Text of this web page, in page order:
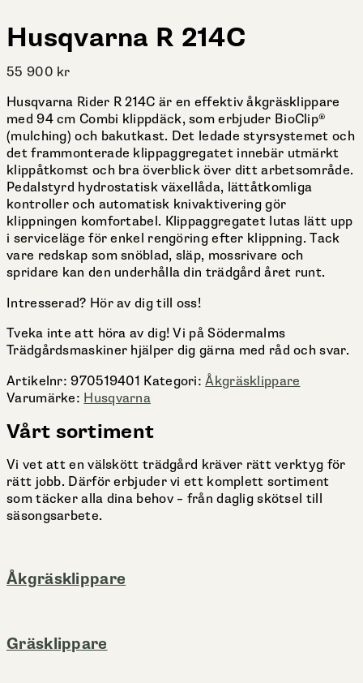
Husqvarna R 214C
55 900 kr
Husqvarna Rider R 214C är en effektiv åkgräsklippare
med 94 cm Combi klippdäck, som erbjuder BioClip®
(mulching) och bakutkast. Det ledade styrsystemet och
det frammonterade klippaggregatet innebär utmärkt
klippåtkomst och bra överblick över ditt arbetsområde.
Pedalstyrd hydrostatisk växellåda, lättåtkomliga
kontroller och automatisk knivaktivering gör
klippningen komfortabel. Klippaggregatet lutas lätt upp
i serviceläge för enkel rengöring efter klippning. Tack
vare redskap som snöblad, släp, mossrivare och
spridare kan den underhålla din trädgård året runt.
Intresserad? Hör av dig till oss!
Tveka inte att höra av dig! Vi på Södermalms
Trädgårdsmaskiner hjälper dig gärna med råd och svar.
Artikelnr:970519401 Kategori:Åkgräsklippare
Varumärke: Husqvarna
Vårt sortiment
Vi vet att en välskött trädgård kräver rätt verktyg för
rätt jobb. Därför erbjuder vi ett komplett sortiment
som täcker alla dina behov – från daglig skötsel till
säsongsarbete.
Åkgräsklippare
Gräsklippare